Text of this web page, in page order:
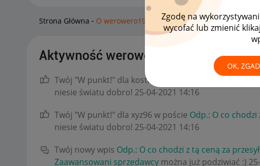
Zgodę na
wycofać lub zmienić
OK,
Strona Główna O werowero1985
Aktywność werowero1985
Twój "W punkt!" dla kostas11 w poście
niesie światu dobro! ‎25-04-2021 14:16
Twój "W punkt!" dla xyz96 w poście Odp.: O co chodzi
niesie światu dobro! ‎25-04-2021 14:16
Twój nowy wpis Odp.: O co chodzi z tą ceną za
Zaawansowani sprzedawcy można już podziwiać :)